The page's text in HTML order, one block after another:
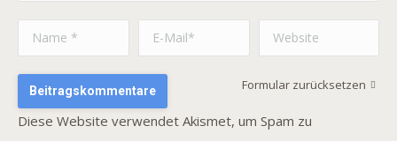
Name * E-Mail * Website
Formular zurücksetzen
Beitragskommentare
Diese Website verwendet Akismet, um Spam zu